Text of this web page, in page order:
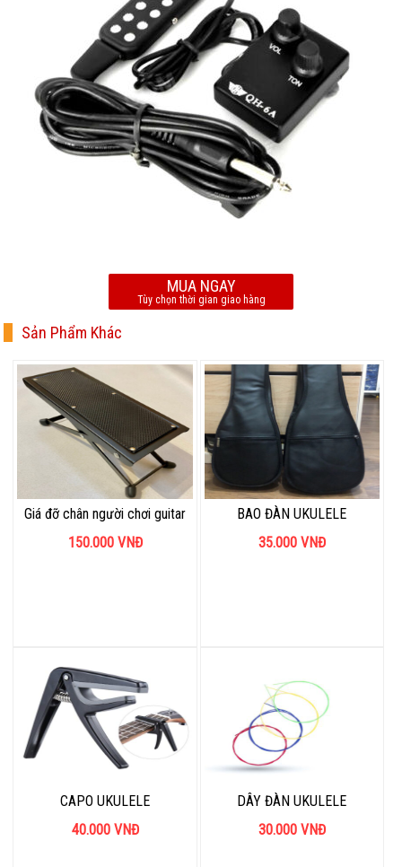
MUA NGAY
Tùy chọn thời gian giao hàng
Sản Phẩm Khác
Giá đỡ chân người chơi guitar
150.000VNĐ
BAO ĐÀN UKULELE
35.000VNĐ
CAPO UKULELE
40.000VNĐ
DÂY ĐÀN UKULELE
30.000VNĐ